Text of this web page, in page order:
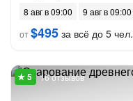
8 авг в 09:00
9 авг в 09:00
от$495 за всё до 5 чел.
16 отзывов